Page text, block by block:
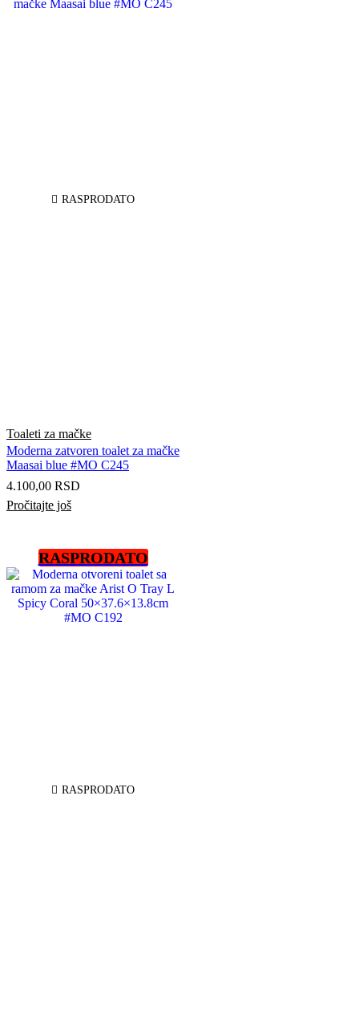
RASPRODATO
Toaleti za mačke
Moderna zatvoren toalet za mačke
Maasai blue #MO C245
4.100,00 RSD
Pročitajte još
RASPRODATO
RASPRODATO